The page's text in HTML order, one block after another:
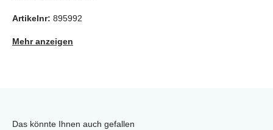
Artikelnr: 895992
Mehr anzeigen
Das könnte Ihnen auch gefallen